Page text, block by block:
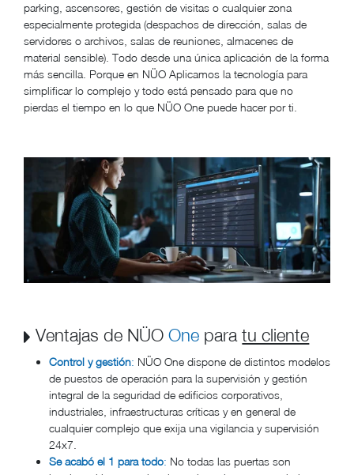
parking, ascensores, gestión de visitas o cualquier zona
especialmente protegida (despachos de dirección, salas de
servidores o archivos, salas de reuniones, almacenes de
material sensible). Todo desde una única aplicación de la forma
más sencilla. Porque en NÜO Aplicamos la tecnología para
simplificar lo complejo y todo está pensado para que no
pierdas el tiempo en lo que NÜO One puede hacer por ti.
Ventajas de NÜOOne paratu cliente
Control y gestión: NÜO One dispone de distintos modelos
de puestos de operación para la supervisión y gestión
integral de la seguridad de edificios corporativos,
industriales, infraestructuras críticas y en general de
cualquier complejo que exija una vigilancia y supervisión
24x7.
Se acabó el 1 para todo: No todas las puertas son